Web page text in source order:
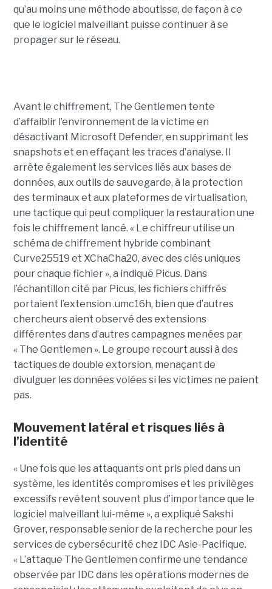
qu’au moins une méthode aboutisse, de façon à ce
que le logiciel malveillant puisse continuer à se
propager sur le réseau.
Avant le chiffrement, The Gentlemen tente
d’affaiblir l’environnement de la victime en
désactivant Microsoft Defender, en supprimant les
snapshots et en effaçant les traces d’analyse. Il
arrête également les services liés aux bases de
données, aux outils de sauvegarde, à la protection
des terminaux et aux plateformes de virtualisation,
une tactique qui peut compliquer la restauration une
fois le chiffrement lancé. « Le chiffreur utilise un
schéma de chiffrement hybride combinant
Curve25519 et XChaCha20, avec des clés uniques
pour chaque fichier », a indiqué Picus. Dans
l’échantillon cité par Picus, les fichiers chiffrés
portaient l’extension .umc16h, bien que d’autres
chercheurs aient observé des extensions
différentes dans d’autres campagnes menées par
« The Gentlemen ». Le groupe recourt aussi à des
tactiques de double extorsion, menaçant de
divulguer les données volées si les victimes ne paient
pas.
Mouvement latéral et risques liés à
l’identité
« Une fois que les attaquants ont pris pied dans un
système, les identités compromises et les privilèges
excessifs revêtent souvent plus d’importance que le
logiciel malveillant lui-même », a expliqué Sakshi
Grover, responsable senior de la recherche pour les
services de cybersécurité chez IDC Asie-Pacifique.
« L’attaque The Gentlemen confirme une tendance
observée par IDC dans les opérations modernes de